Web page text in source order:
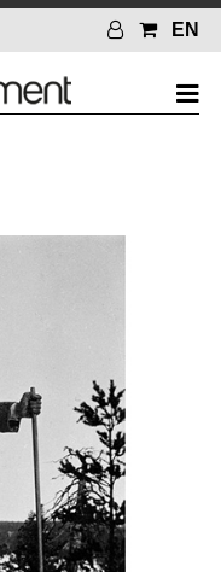
EN